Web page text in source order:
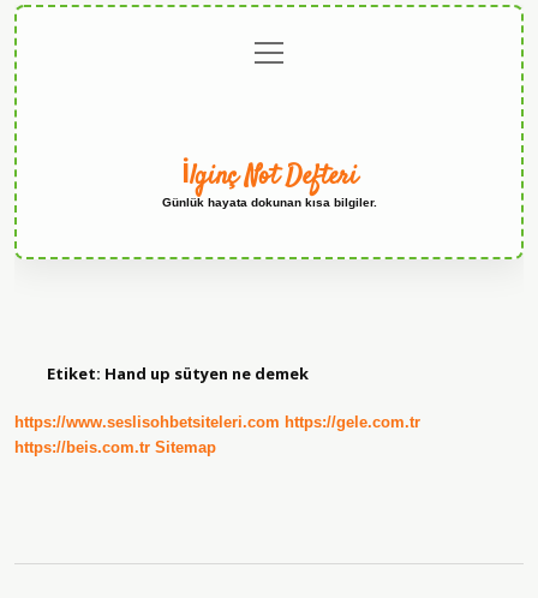
menüyü
aç
İlginç Not Defteri
Günlük hayata dokunan kısa bilgiler.
Etiket: Hand up sütyen ne demek
https://www.seslisohbetsiteleri.com https://gele.com.tr
https://beis.com.tr Sitemap